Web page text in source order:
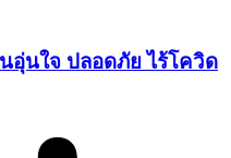
อุ่นใจ ปลอดภัย ไร้โควิด